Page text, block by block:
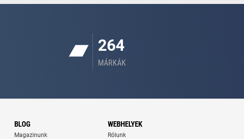
264
MÁRKÁK
BLOG
Magazinunk
WEBHELYEK
Rólunk